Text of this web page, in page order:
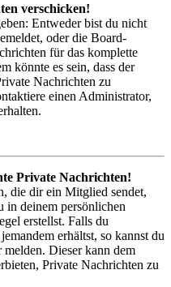
verschicken!
Entweder bist du nicht
oder die Board-
für das komplette
könnte es sein, dass der
Nachrichten zu
einen Administrator,
Private Nachrichten!
die dir ein Mitglied sendet,
in deinem persönlichen
erstellst. Falls du
erhältst, so kannst du
Dieser kann dem
Private Nachrichten zu